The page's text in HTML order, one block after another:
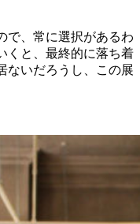
で、常に選択があるわ
くと、最終的に落ち着
ないだろうし、この展